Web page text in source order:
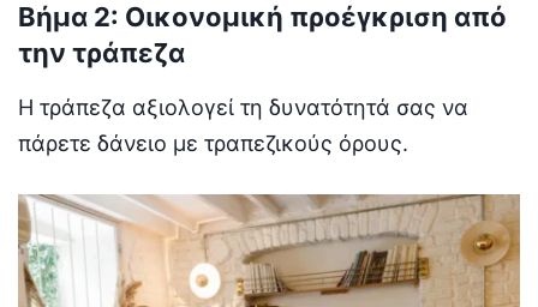
Βήμα 2: Οικονομική προέγκριση από
την τράπεζα
Η τράπεζα αξιολογεί τη δυνατότητά σας να
πάρετε δάνειο με τραπεζικούς όρους.